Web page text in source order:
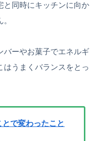
と同時にキッチンに向か
バーやお菓子でエネルギ
はうまくバランスをとっ
で変わったこと